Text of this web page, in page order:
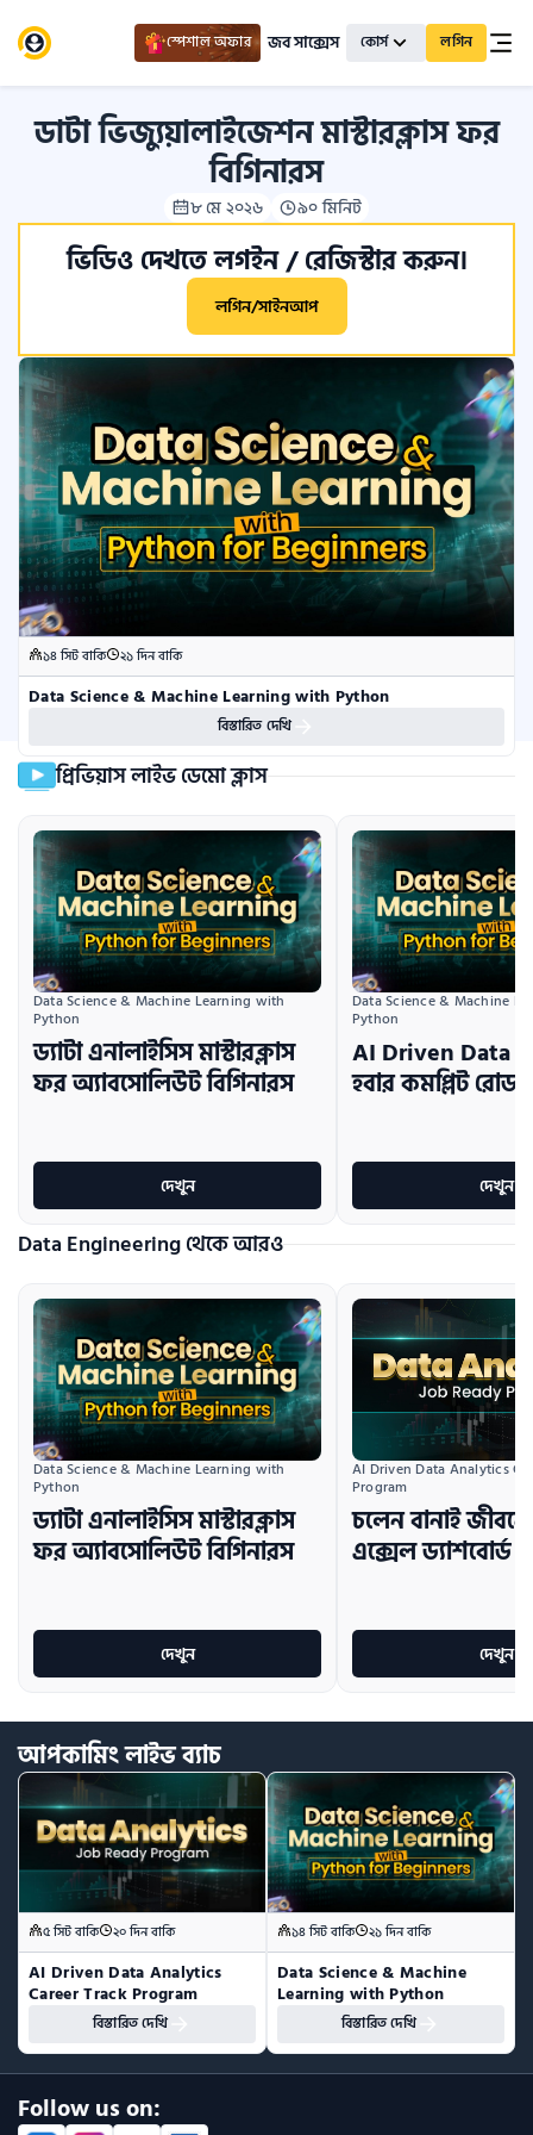
স্পেশাল অফার জব সাক্সেস কোর্স লগিন
ডাটা ভিজ্যুয়ালাইজেশন মাস্টারক্লাস ফর
বিগিনারস
৮ মে ২০২৬ ৯০ মিনিট
ভিডিও দেখতে লগইন / রেজিস্টার করুন।
লগিন/সাইনআপ
১৪ সিট বাকি ২১ দিন বাকি
Data Science & Machine Learning with Python
বিস্তারিত দেখি
প্রিভিয়াস লাইভ ডেমো ক্লাস
Data Science & Machine Learning with
Python
ড্যাটা এনালাইসিস মাস্টারক্লাস
ফর অ্যাবসোলিউট বিগিনারস
দেখুন
Data Science & Machine
Python
AI Driven Data
হবার কমপ্লিট
দেখুন
Data Engineering থেকে আরও
Data Science & Machine Learning with
Python
ড্যাটা এনালাইসিস মাস্টারক্লাস
ফর অ্যাবসোলিউট বিগিনারস
দেখুন
AI Driven Data Analytics
Program
চলেন বানাই
এক্সেল ড্যাশবোর্ড
দেখুন
আপকামিংলাইভব্যাচ
৫ সিট বাকি ২০ দিন বাকি
AI Driven Data Analytics
Career Track Program
বিস্তারিত দেখি
১৪ সিট বাকি ২১ দিন বাকি
Data Science & Machine
Learning with Python
বিস্তারিত দেখি
Follow us on: